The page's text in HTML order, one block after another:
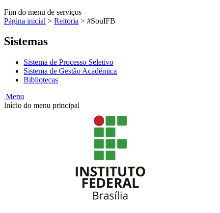
Fim do menu de serviços
Página inicial > Reitoria > #SouIFB
Sistemas
Sistema de Processo Seletivo
Sistema de Gestão Acadêmica
Bibliotecas
Menu
Início do menu principal